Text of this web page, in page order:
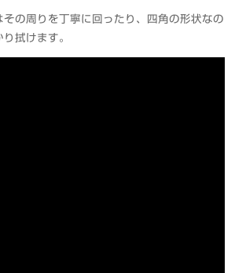
その周りを丁寧に回ったり、四角の形状なの
拭けます。